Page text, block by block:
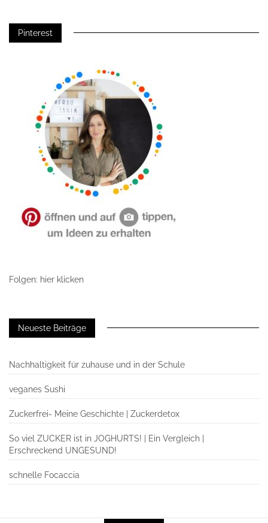
Pinterest
Folgen: hier klicken
Neueste Beiträge
Nachhaltigkeit für zuhause und in der Schule
veganes Sushi
Zuckerfrei- Meine Geschichte | Zuckerdetox
So viel ZUCKER ist in JOGHURTS! | Ein Vergleich |
Erschreckend UNGESUND!
schnelle Focaccia